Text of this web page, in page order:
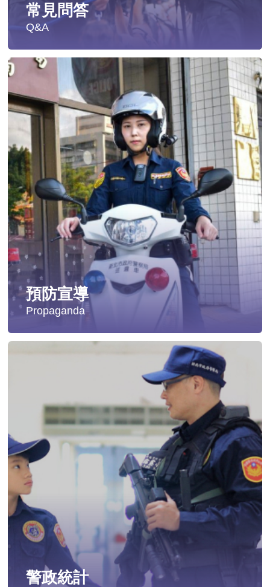
常見問答
Q&A
遭受性侵害時，可向哪些單位求助？
發生性侵害案件後，我可以請社工陪同嗎?
發生性侵害案件後，我需要去驗傷嗎?
遇到性騷擾案件之處理？
當你遭受到家庭暴力時該如何處理？
如何執行家庭暴力加害人訪查、訪查對象及期間為何?
預防宣導
Propaganda
影音專區
交通安全
警政統計